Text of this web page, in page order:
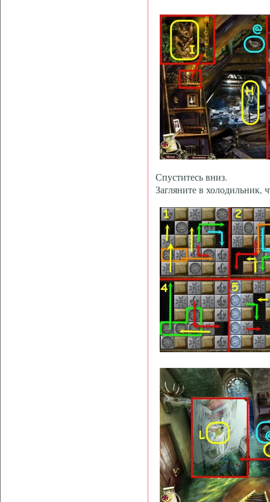
Спуститесь вниз.
Загляните в холодильник,